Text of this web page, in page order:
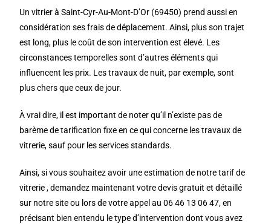
Un vitrier à Saint-Cyr-Au-Mont-D’Or (69450) prend aussi en
considération ses frais de déplacement. Ainsi, plus son trajet
est long, plus le coût de son intervention est élevé. Les
circonstances temporelles sont d’autres éléments qui
influencent les prix. Les travaux de nuit, par exemple, sont
plus chers que ceux de jour.
À vrai dire, il est important de noter qu’il n’existe pas de
barème de tarification fixe en ce qui concerne les travaux de
vitrerie, sauf pour les services standards.
Ainsi, si vous souhaitez avoir une estimation de notre tarif de
vitrerie , demandez maintenant votre devis gratuit et détaillé
sur notre site ou lors de votre appel au 06 46 13 06 47, en
précisant bien entendu le type d’intervention dont vous avez